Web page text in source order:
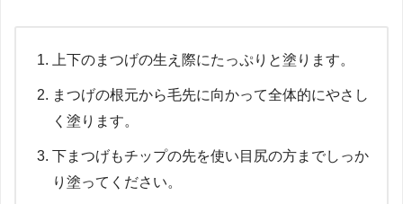
上下のまつげの生え際にたっぷりと塗ります。
まつげの根元から毛先に向かって全体的にやさし
く塗ります。
下まつげもチップの先を使い目尻の方までしっか
り塗ってください。